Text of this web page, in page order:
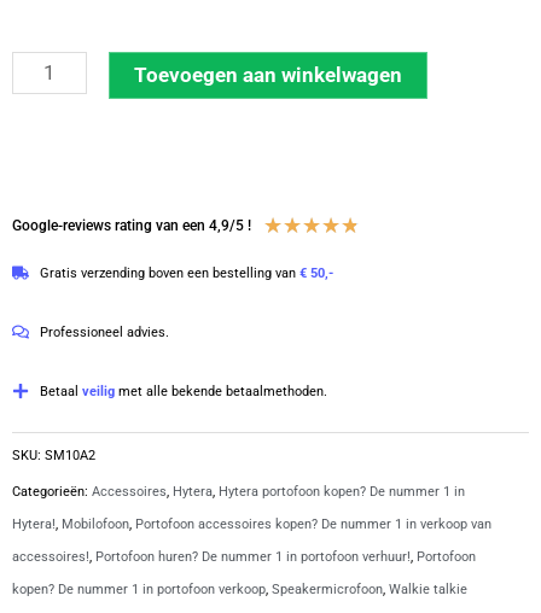
Hytera
tafelmicrofoon
MD625
mobilofoon
SM10A2
Toevoegen aan winkelwagen
Google-reviews rating van een 4,9/5 ! ★★★★★
Gratis verzending boven een bestelling van € 50,-
Professioneel advies.
Betaal veilig met alle bekende betaalmethoden.
SKU: SM10A2
Categorieën: Accessoires, Hytera, Hytera portofoon kopen? De nummer 1 in
Hytera!, Mobilofoon, Portofoon accessoires kopen? De nummer 1 in verkoop van
accessoires!, Portofoon huren? De nummer 1 in portofoon verhuur!, Portofoon
kopen? De nummer 1 in portofoon verkoop, Speakermicrofoon, Walkie talkie